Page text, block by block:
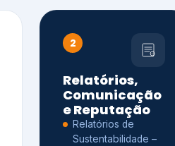
2
Relatórios,
Comunicação
e Reputação
Relatórios de
Sustentabilidade –